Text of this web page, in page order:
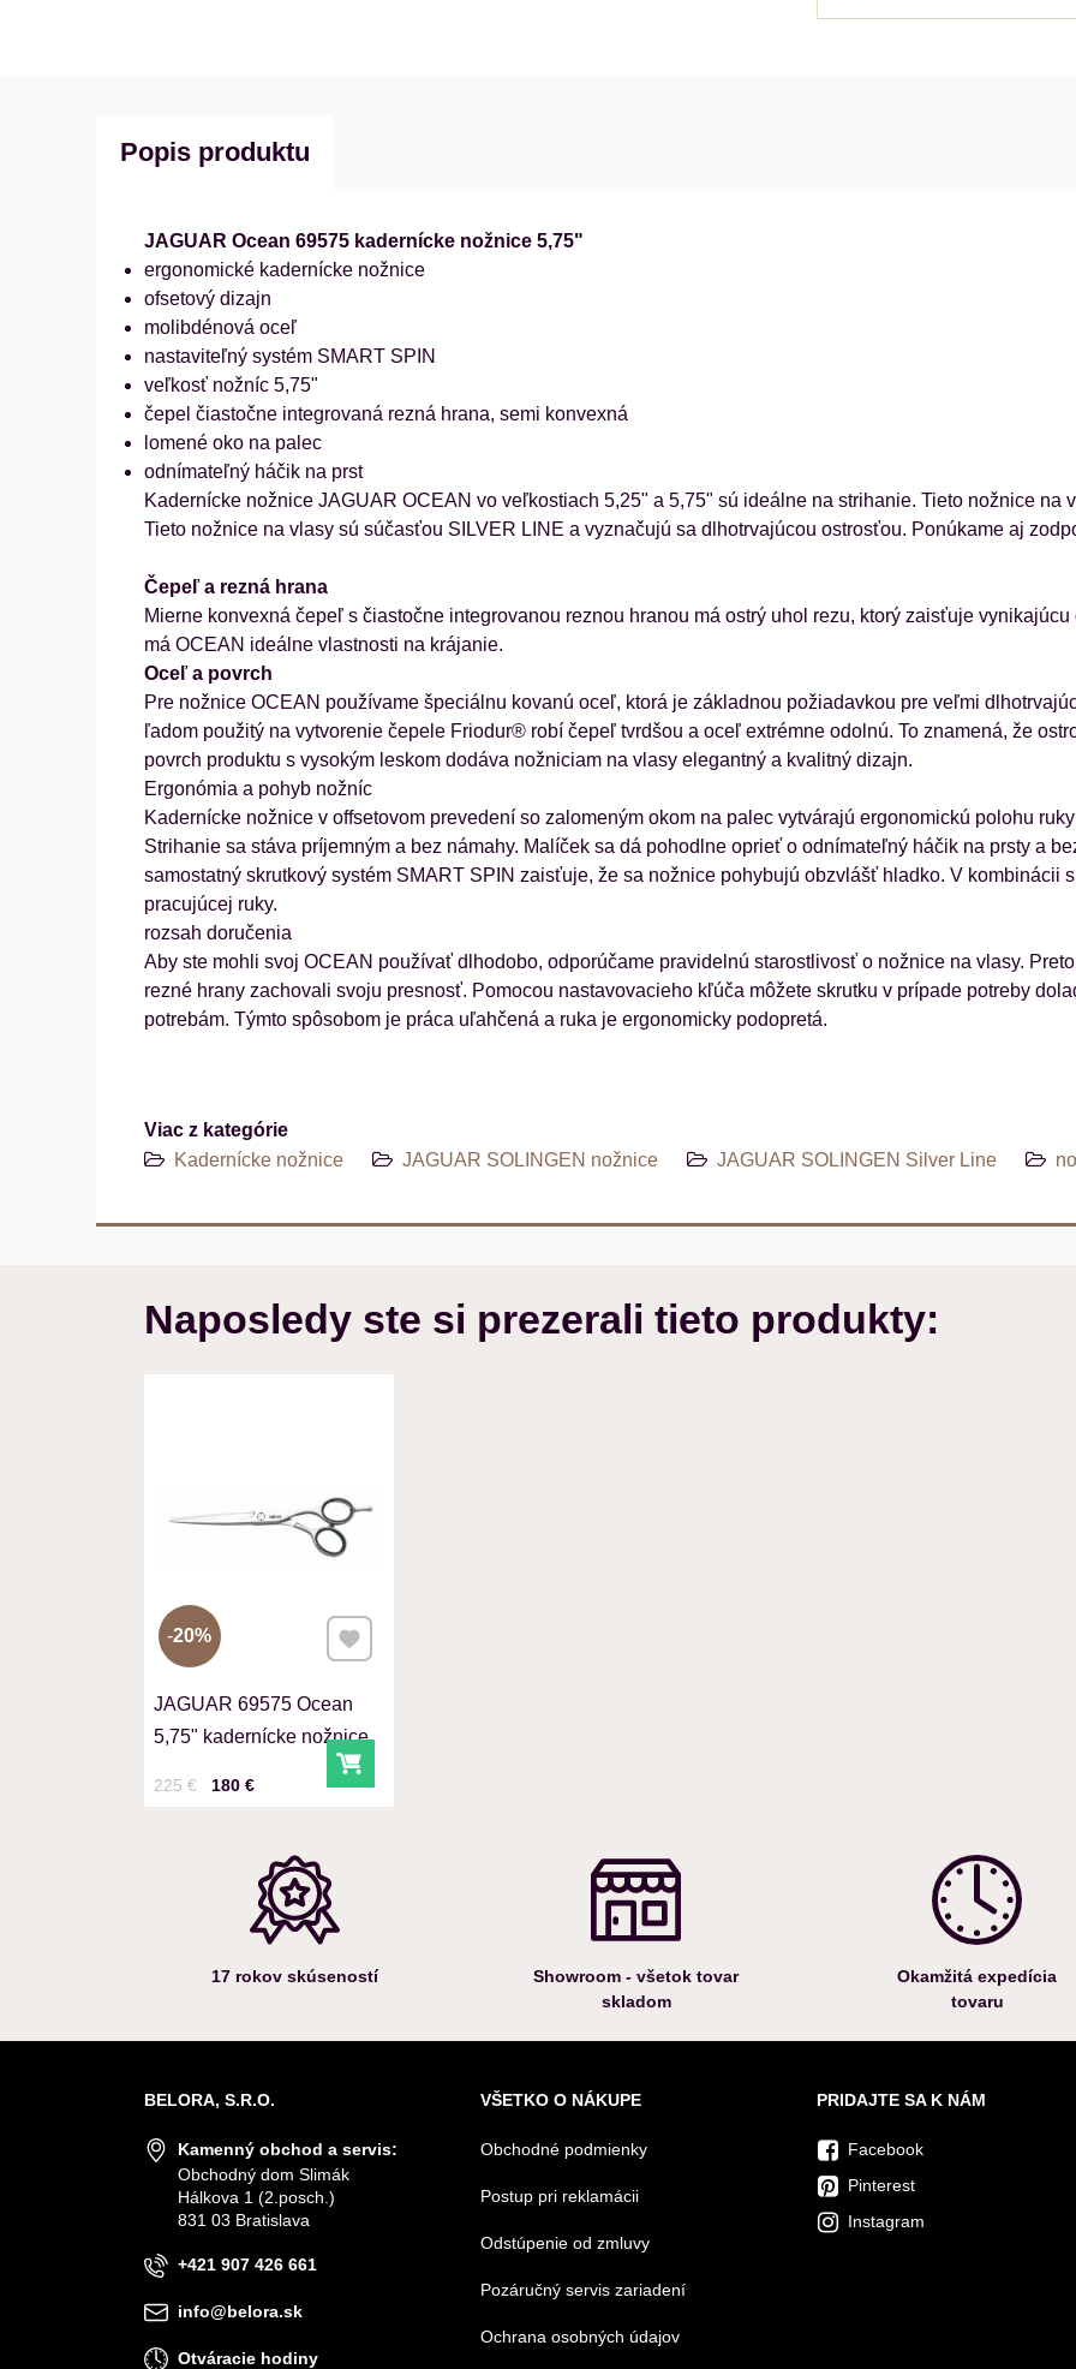
Popis produktu
JAGUAR Ocean 69575 kadernícke nožnice 5,75"
ergonomické kadernícke nožnice
ofsetový dizajn
molibdénová oceľ
nastaviteľný systém SMART SPIN
veľkosť nožníc 5,75"
čepel čiastočne integrovaná rezná hrana, semi konvexná
lomené oko na palec
odnímateľný háčik na prst
Kadernícke nožnice JAGUAR OCEAN vo veľkostiach 5,25" a 5,75" sú ideálne na strihanie. Tieto nožnice na
Tieto nožnice na vlasy sú súčasťou SILVER LINE a vyznačujú sa dlhotrvajúcou ostrosťou. Ponúkame aj
Čepeľ a rezná hrana
Mierne konvexná čepeľ s čiastočne integrovanou reznou hranou má ostrý uhol rezu, ktorý zaisťuje
má OCEAN ideálne vlastnosti na krájanie.
Oceľ a povrch
Pre nožnice OCEAN používame špeciálnu kovanú oceľ, ktorá je základnou požiadavkou pre veľmi
ľadom použitý na vytvorenie čepele Friodur® robí čepeľ tvrdšou a oceľ extrémne odolnú. To znamená, že
povrch produktu s vysokým leskom dodáva nožniciam na vlasy elegantný a kvalitný dizajn.
Ergonómia a pohyb nožníc
Kadernícke nožnice v offsetovom prevedení so zalomeným okom na palec vytvárajú ergonomickú polohu
Strihanie sa stáva príjemným a bez námahy. Malíček sa dá pohodlne oprieť o odnímateľný háčik na prsty a
samostatný skrutkový systém SMART SPIN zaisťuje, že sa nožnice pohybujú obzvlášť hladko. V kombinácii
pracujúcej ruky.
rozsah doručenia
Aby ste mohli svoj OCEAN používať dlhodobo, odporúčame pravidelnú starostlivosť o nožnice na vlasy.
rezné hrany zachovali svoju presnosť. Pomocou nastavovacieho kľúča môžete skrutku v prípade potreby
potrebám. Týmto spôsobom je práca uľahčená a ruka je ergonomicky podopretá.
Viac z kategórie
Kadernícke nožnice
JAGUAR SOLINGEN nožnice JAGUAR SOLINGEN Silver Line
Naposledy ste si prezerali tieto produkty:
JAGUAR 69575 Ocean
5,75" kadernícke nožnice
Cena s DPH
180 €
Pred zľavou:
225 € Do košíka
20% Pridať k Obľúbeným
17 rokov skúseností
Showroom - všetok tovar
skladom
Okamžitá expedícia
tovaru
BELORA, S.R.O.
Kamenný obchod a servis:
Obchodný dom Slimák
Hálkova 1 (2.posch.)
831 03 Bratislava
+421 907 426 661
info@belora.sk
Otváracie hodiny
VŠETKO O NÁKUPE
Obchodné podmienky
Postup pri reklamácii
Odstúpenie od zmluvy
Pozáručný servis zariadení
Ochrana osobných údajov
PRIDAJTE SA K NÁM
Facebook
Pinterest
Instagram